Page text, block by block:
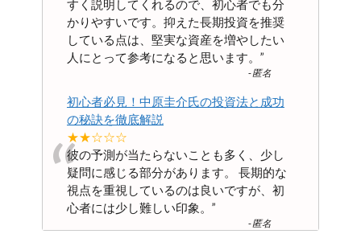
すく説明してくれるので、初心者でも分
かりやすいです。抑えた長期投資を推奨
している点は、堅実な資産を増やしたい
人にとって参考になると思います。 ”
-匿名
初心者必見！中原圭介氏の投資法と成功
の秘訣を徹底解説
★★☆☆☆
“彼の予測が当たらないことも多く、少し
疑問に感じる部分があります。 長期的な
視点を重視しているのは良いですが、初
心者には少し難しい印象。 ”
-匿名